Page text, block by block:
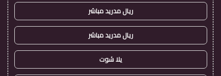
ريال مدريد مباشر
ريال مدريد مباشر
يلا شوت